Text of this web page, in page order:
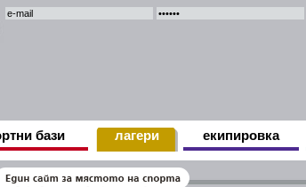
бази лагери екипировка